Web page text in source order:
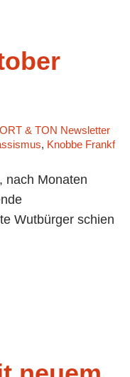
& TON Newsletter
, Knobbe Frankfurt
nach Monaten
Wutbürger schien